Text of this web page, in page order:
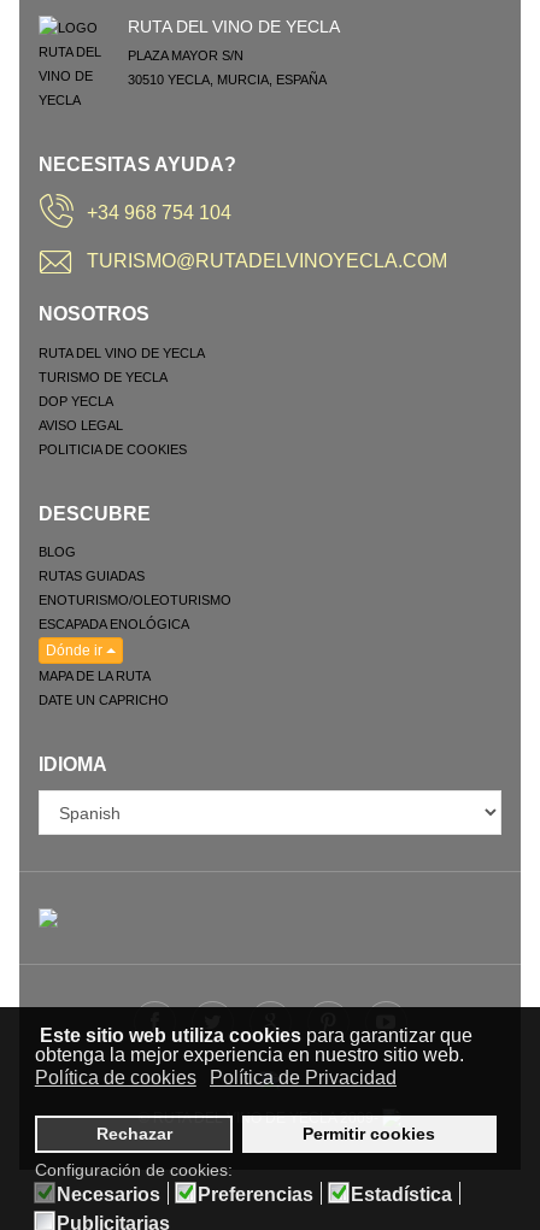
Este sitio web utiliza cookiespara garantizar que
obtenga la mejor experiencia en nuestro sitio web.
Política de cookies
Política de Privacidad
Rechazar
Permitir cookies
Configuración de cookies:
Necesarios Preferencias
Estadística
Publicitarias
RUTA DEL VINO DE YECLA
PLAZA MAYOR S/N
30510 YECLA, MURCIA, ESPAÑA
NECESITAS AYUDA?
+34 968 754 104
TURISMO@RUTADELVINOYECLA.COM
NOSOTROS
RUTA DEL VINO DE YECLA
TURISMO DE YECLA
DOP YECLA
AVISO LEGAL
POLITICIA DE COOKIES
DESCUBRE
BLOG
RUTAS GUIADAS
ENOTURISMO/OLEOTURISMO
ESCAPADA ENOLÓGICA
Dónde ir
MAPA DE LA RUTA
DATE UN CAPRICHO
IDIOMA
© RUTA DEL VINO DE YECLA 2009-